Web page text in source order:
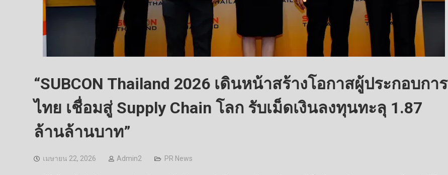
“SUBCON Thailand 2026 เดินหน้าสร้างโอกาสผู้ประกอบการ
ไทย เชื่อมสู่ Supply Chain โลก รับเม็ดเงินลงทุนทะลุ 1.87
ล้านล้านบาท”
เมษายน 22, 2026 Admin2 PR News